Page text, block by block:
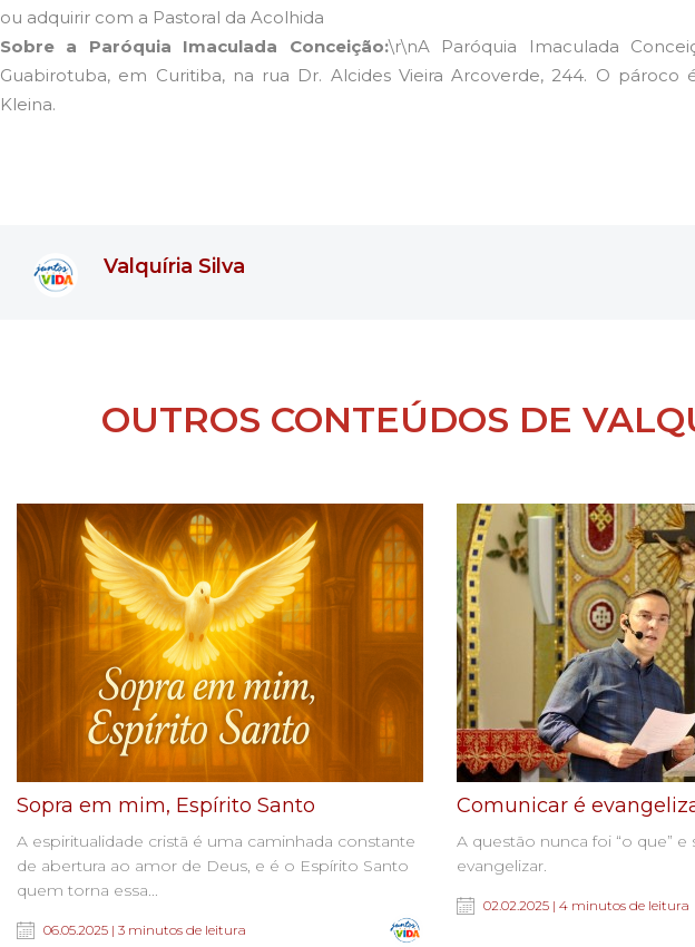
ou adquirir com a Pastoral da Acolhida
Sobre a Paróquia Imaculada Conceição:\r\nA Paróquia Imaculada
Guabirotuba, em Curitiba, na rua Dr. Alcides Vieira Arcoverde, 244. O pároco
Kleina.
Valquíria Silva
OUTROS CONTEÚDOS DE
Sopra em mim, Espírito Santo
A espiritualidade cristã é uma caminhada constante
de abertura ao amor de Deus, e é o Espírito Santo
quem torna essa...
06.05.2025 | 3 minutos de leitura
Comunicar é
A questão nunca foi “o que” e
evangelizar.
02.02.2025 | 4 minutos de leitura